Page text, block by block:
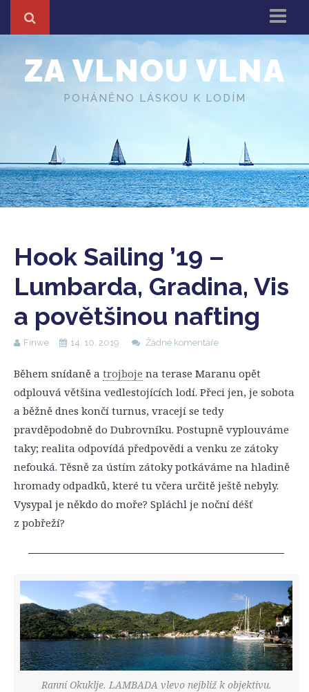
Z cest
About
ZA VLNOU VLNA
POHÁNĚNO LÁSKOU K LODÍM
Hook Sailing ’19 –
Lumbarda, Gradina, Vis
a povětšinou nafting
Finwe 14. 10. 2019 Žádné komentáře
Během snídaně a trojboje na terase Maranu opět
odplouvá většina vedlestojících lodí. Přeci jen, je sobota
a běžně dnes končí turnus, vracejí se tedy
pravděpodobně do Dubrovníku. Postupně vyplouváme
taky; realita odpovídá předpovědi a venku ze zátoky
nefouká. Těsně za ústím zátoky potkáváme na hladině
hromady odpadků, které tu včera určitě ještě nebyly.
Vysypal je někdo do moře? Spláchl je noční déšť
z pobřeží?
Ranní Okuklje. LAMBADA vlevo nejblíž k objektivu.